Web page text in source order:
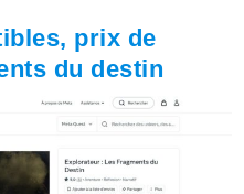
prix de
du destin